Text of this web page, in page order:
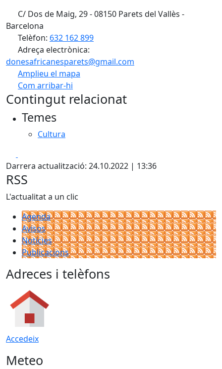
C/ Dos de Maig, 29 - 08150 Parets del Vallès -
Barcelona
Telèfon: 632 162 899
Adreça electrònica:
donesafricanesparets@gmail.com
Amplieu el mapa
Com arribar-hi
+
Contingut relacionat
Temes
Cultura
Darrera actualització: 24.10.2022 | 13:36
RSS
L'actualitat a un clic
Agenda
Avisos
Notícies
Publicacions
Adreces i telèfons
Accedeix
Meteo